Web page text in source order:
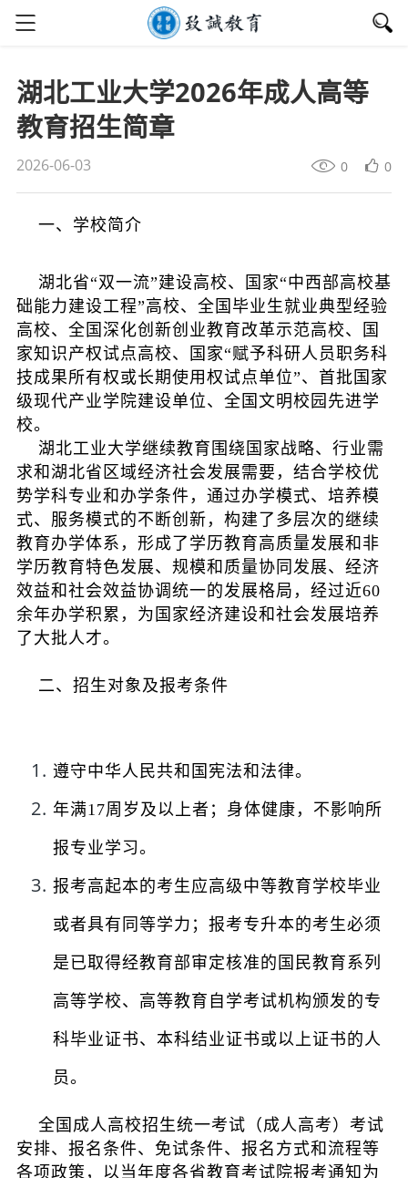
湖北工业大学2026年成人高等
教育招生简章
2026-06-03 0 0
一、学校简介
湖北省“双一流”建设高校、国家“中西部高校基
础能力建设工程”高校、全国毕业生就业典型经验
高校、全国深化创新创业教育改革示范高校、国
家知识产权试点高校、国家“赋予科研人员职务科
技成果所有权或长期使用权试点单位”、首批国家
级现代产业学院建设单位、全国文明校园先进学
校。
湖北工业大学继续教育围绕国家战略、行业需
求和湖北省区域经济社会发展需要，结合学校优
势学科专业和办学条件，通过办学模式、培养模
式、服务模式的不断创新，构建了多层次的继续
教育办学体系，形成了学历教育高质量发展和非
学历教育特色发展、规模和质量协同发展、经济
效益和社会效益协调统一的发展格局，经过近60
余年办学积累，为国家经济建设和社会发展培养
了大批人才。
二、招生对象及报考条件
遵守中华人民共和国宪法和法律。
年满17周岁及以上者；身体健康，不影响所
报专业学习。
报考高起本的考生应高级中等教育学校毕业
或者具有同等学力；报考专升本的考生必须
是已取得经教育部审定核准的国民教育系列
高等学校、高等教育自学考试机构颁发的专
科毕业证书、本科结业证书或以上证书的人
员。
全国成人高校招生统一考试（成人高考）考试
安排、报名条件、免试条件、报名方式和流程等
各项政策，以当年度各省教育考试院报考通知为